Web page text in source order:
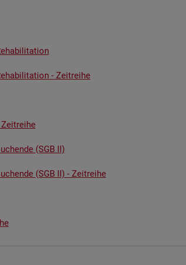
- Zeit­rei­he
(SGB II)
(SGB II) - Zeit­rei­he